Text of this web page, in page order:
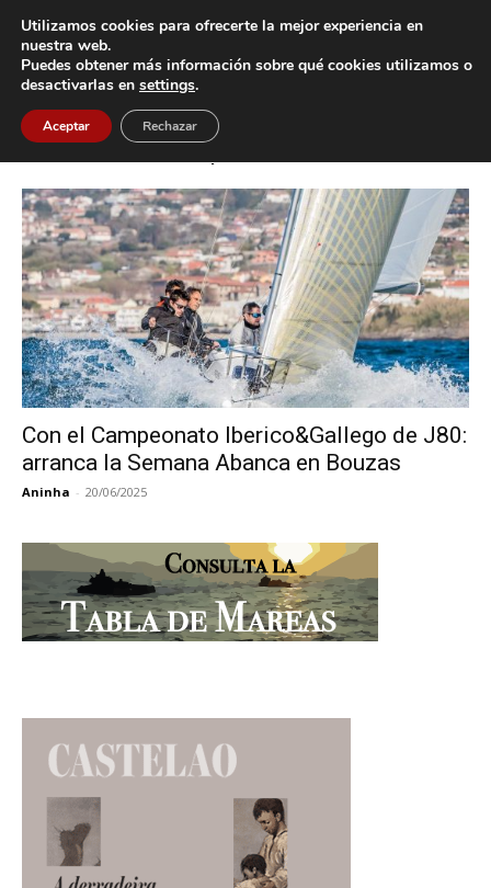
Inicio Etiquetas Campeonato Ibérico de la clase de monotipos J80
Etiqueta: Campeonato Ibérico de la
clase de monotipos J80
Con el Campeonato Iberico&Gallego de J80:
arranca la Semana Abanca en Bouzas
Aninha - 20/06/2025
Utilizamos cookies para ofrecerte la mejor experiencia en
nuestra web.
Puedes obtener más información sobre qué cookies utilizamos o
desactivarlas en settings.
Aceptar Rechazar